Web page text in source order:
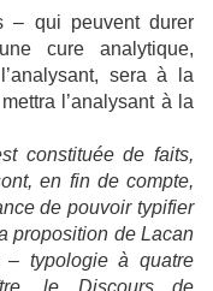
– qui peuvent durer
cure analytique,
sera à la
l’analysant à la
constituée de faits,
en fin de compte,
de pouvoir typifier
proposition de Lacan
– typologie à quatre
le Discours de